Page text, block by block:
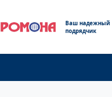
Ваш надежный
подрядчик